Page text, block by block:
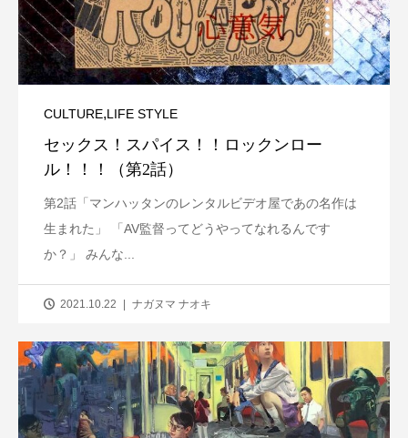
CULTURE,LIFE STYLE
セックス！スパイス！！ロックンロー
ル！！！（第2話）
第2話「マンハッタンのレンタルビデオ屋であの名作は
生まれた」 「AV監督ってどうやってなれるんです
か？」 みんな...
2021.10.22 ナガヌマ ナオキ